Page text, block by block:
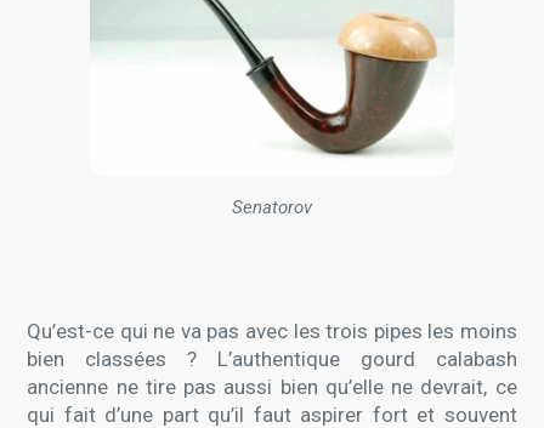
Senatorov
Qu’est-ce qui ne va pas avec les trois pipes les moins
bien classées ? L’authentique gourd calabash
ancienne ne tire pas aussi bien qu’elle ne devrait, ce
qui fait d’une part qu’il faut aspirer fort et souvent